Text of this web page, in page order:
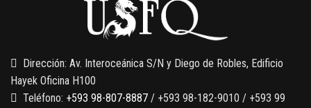
Gobernanza de datos
13 AGOSTO, 2026
Finanzas para no financieros
Dirección: Av. Interoceánica S/N y Diego de Robles, Edificio
Hayek Oficina H100
Teléfono: +593 98-807-8887 / +593 98-182-9010 / +593 99